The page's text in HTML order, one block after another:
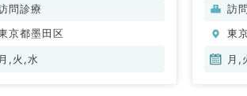
吸器内科、消化器内科、内分
泌・代謝内科、腎臓内科、老年内
問診療
京都墨田区
月,火,水
訪
東
月,